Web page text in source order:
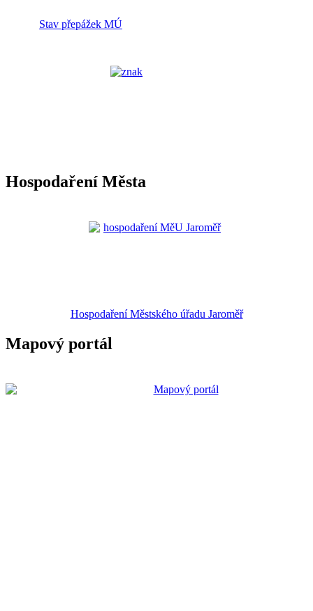
Stav přepážek MÚ
Hospodaření Města
Hospodaření Městského úřadu Jaroměř
Mapový portál